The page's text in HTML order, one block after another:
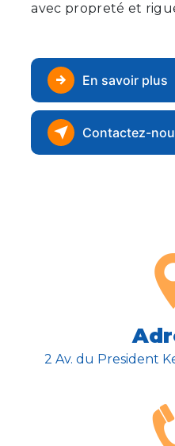
avec propreté et
En savoir plus
Contactez-
2 Av. du President